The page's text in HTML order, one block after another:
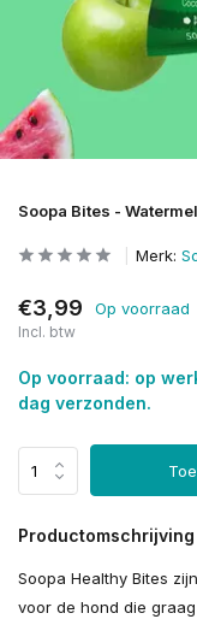
Soopa Bites -
Merk:
€3,99 Op voorraad
Incl. btw
Op voorraad: op
dag verzonden.
Productomschrijving
Soopa Healthy Bites
voor de hond die